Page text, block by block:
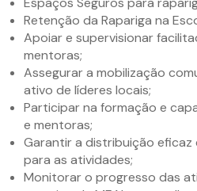
Retenção da Rapariga na
Apoiar e supervisionar
mentoras;
Assegurar a mobilização
ativo de líderes locais;
Participar na formação e
e mentoras;
Garantir a distribuição eficaz
para as atividades;
Monitorar o progresso das